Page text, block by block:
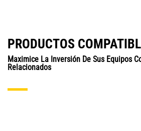
PRODUCTOS
Maximice La Inversión De Sus Equipos
Relacionados